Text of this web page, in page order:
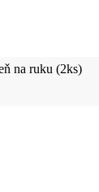
na ruku (2ks)